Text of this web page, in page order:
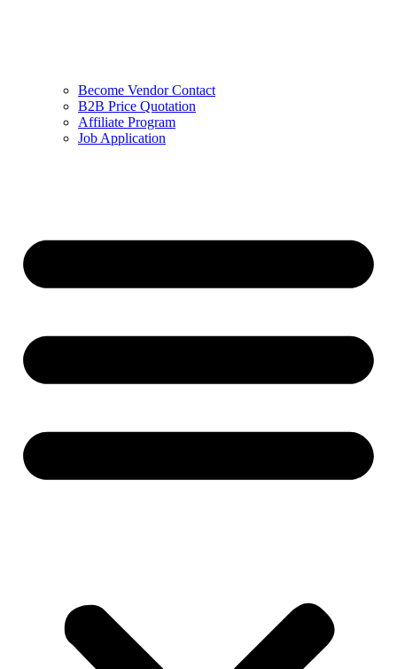
Become Vendor Contact
B2B Price Quotation
Affiliate Program
Job Application